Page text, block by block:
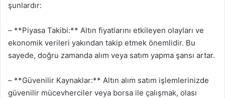
şunlardır:
– **Piyasa Takibi:** Altın fiyatlarını etkileyen olayları ve
ekonomik verileri yakından takip etmek önemlidir. Bu
sayede, doğru zamanda alım veya satım yapma şansı artar.
– **Güvenilir Kaynaklar:** Altın alım satım işlemlerinizde
güvenilir mücevherciler veya borsa ile çalışmak, olası